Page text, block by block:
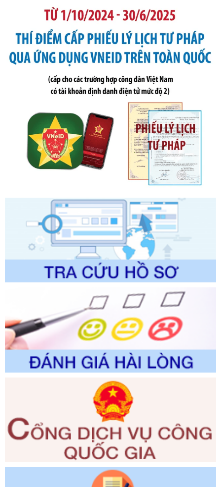
bỏ Thông tư số 87/2019/TT- BТC ngày 19 tháng 12 năm
2019 của Bộ trưởng Bộ Tài chính hướng dẫn thực hiện xử
phạt vi phạm hành chính trong lĩnh vực kho bạc nhà nước
Ngày ban hành: 21/07/2026
Số kí hiệu:291/2026/NĐ-CP
Tên: Nghị định số 291/2026/NĐ-CP của Chính phủ: Sửa
đổi, bổ sung một số điều của Nghị định số 125/2020/NĐ-СР
ngày 19 tháng 10 năm 2020 của Chính phủ quy định xử
phạt vi phạm hành chính về thuế, hóa đơn được sửa đổi, bổ
sung bởi Nghị định số 102/2021/NĐ-CP
Ngày ban hành: 20/07/2026
Số kí hiệu:2303/QĐ-UBND
Tên: Quyết định công bố Danh mục thủ tục hành chính mới
ban hành, được sửa đổi, bổ sung, bị bãi bỏ và phê duyệt
Quy trình nội bộ, quy trình điện tử giải quyết thủ tục hành
chính trong một số lĩnh vực thuộc phạm vi chức năng quản
Số kí hiệu:2304/QĐ-UBND
Tên: Quyết định công bố Danh mục thủ tục hành chính
được sửa đổi, bổ sung và phê duyệt Quy trình nội bộ, quy
trình điện tử giải quyết thủ tục hành chính trong lĩnh vực Du
lịch thuộc phạm vi chức năng quản lý của Sở Văn hóa, Thể
thao và Du lịch
Ngày ban hành: 01/06/2026
Số kí hiệu:2310/QĐ-UBND
Tên: Về việc công bố Danh mục thủ tục hành chính sửa
đổi, bổ sung và phê duyệt Quy trình nội bộ, quy trình điện tử
trong giải quyết thủtục hành chính lĩnh vực biến đổi khí hậu
thuộc phạm vi giải quyết của Sở Nông nghiệp và Môi
trường
Ngày ban hành: 01/06/2026
Số kí hiệu:2300/QĐ-UBND
Tên: V/v công bố danh mục thủ tục hành chính được sửa
đổi, bổ sung và phê duyệt quy trình nội bộ, quy trình điện tử
giải quyết thủ tục hành chính trong lĩnh vực Luật sư thuộc
phạm vi chức năng quản lý của Sở Tư pháp
Ngày ban hành: 01/06/2026
Số kí hiệu:351/2025/NĐ-CP
Tên: Nghị định số 351/2025/NĐ-CP của Chính phủ: Quy
định chuẩn nghèo đa chiều quốc gia giai đoạn 2026 - 2030
Ngày ban hành: 29/12/2026
3014/QĐ-UBND